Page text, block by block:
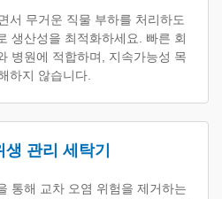
서 무거운 직물 부하를 처리하도
생산성을 최적화하세요. 빠른 회
병원에 적합하며, 지속가능성 목
하지 않습니다.
생 관리 세탁기
통해 교차 오염 위험을 제거하는